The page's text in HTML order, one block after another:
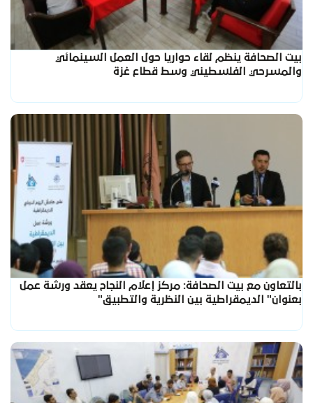
بيت الصحافة ينظم لقاء حواريا حول العمل السينمائي
والمسرحي الفلسطيني وسط قطاع غزة
بالتعاون مع بيت الصحافة: مركز إعلام النجاح يعقد ورشة عمل
بعنوان" الديمقراطية بين النظرية والتطبيق"